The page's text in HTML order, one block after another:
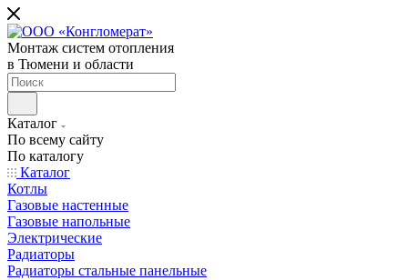
Монтаж систем отопления
в Тюмени и области
Каталог
По всему сайту
По каталогу
Каталог
Котлы
Газовые настенные
Газовые напольные
Электрические
Радиаторы
Радиаторы стальные панельные